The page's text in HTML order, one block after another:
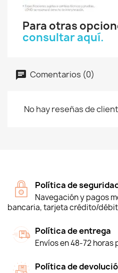
Para otras
consultar aquí.
Comentarios (0)
No hay reseñas de
Política de
Navegación y pagos
bancaria, tarjeta crédito/
Política de entrega
Envíos en 48-72
Política de